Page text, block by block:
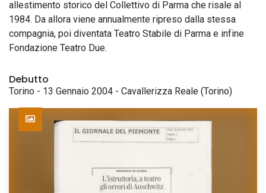
allestimento storico del Collettivo di Parma che risale al
1984. Da allora viene annualmente ripreso dalla stessa
compagnia, poi diventata Teatro Stabile di Parma e infine
Fondazione Teatro Due.
Debutto
Torino - 13 Gennaio 2004 - Cavallerizza Reale (Torino)